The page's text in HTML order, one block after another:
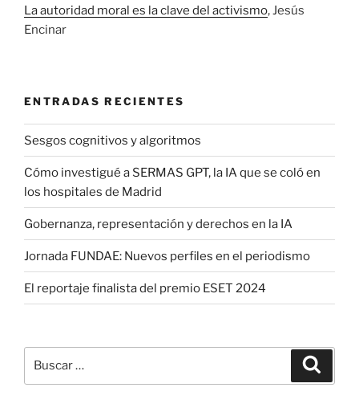
La autoridad moral es la clave del activismo, Jesús
Encinar
ENTRADAS RECIENTES
Sesgos cognitivos y algoritmos
Cómo investigué a SERMAS GPT, la IA que se coló en
los hospitales de Madrid
Gobernanza, representación y derechos en la IA
Jornada FUNDAE: Nuevos perfiles en el periodismo
El reportaje finalista del premio ESET 2024
por: